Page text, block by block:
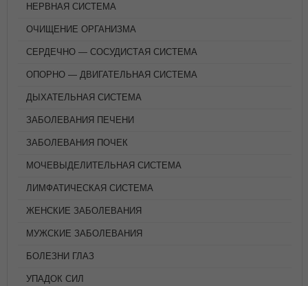
НЕРВНАЯ СИСТЕМА
ОЧИЩЕНИЕ ОРГАНИЗМА
СЕРДЕЧНО — СОСУДИСТАЯ СИСТЕМА
ОПОРНО — ДВИГАТЕЛЬНАЯ СИСТЕМА
ДЫХАТЕЛЬНАЯ СИСТЕМА
ЗАБОЛЕВАНИЯ ПЕЧЕНИ
ЗАБОЛЕВАНИЯ ПОЧЕК
МОЧЕВЫДЕЛИТЕЛЬНАЯ СИСТЕМА
ЛИМФАТИЧЕСКАЯ СИСТЕМА
ЖЕНСКИЕ ЗАБОЛЕВАНИЯ
МУЖСКИЕ ЗАБОЛЕВАНИЯ
БОЛЕЗНИ ГЛАЗ
УПАДОК СИЛ